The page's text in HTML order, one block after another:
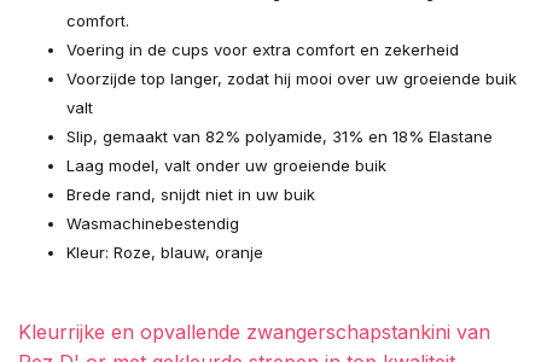
comfort.
Voering in de cups voor extra comfort en zekerheid
Voorzijde top langer, zodat hij mooi over uw groeiende buik
valt
Slip, gemaakt van 82% polyamide, 31% en 18% Elastane
Laag model, valt onder uw groeiende buik
Brede rand, snijdt niet in uw buik
Wasmachinebestendig
Kleur: Roze, blauw, oranje
Kleurrijke en opvallende zwangerschapstankini van